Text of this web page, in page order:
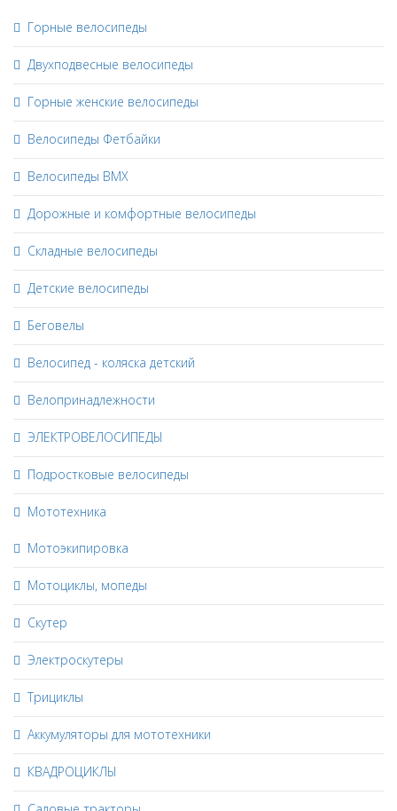
Горные велосипеды
Двухподвесные велосипеды
Горные женские велосипеды
Велосипеды Фетбайки
Велосипеды BMX
Дорожные и комфортные велосипеды
Складные велосипеды
Детские велосипеды
Беговелы
Велосипед - коляска детский
Велопринадлежности
ЭЛЕКТРОВЕЛОСИПЕДЫ
Подростковые велосипеды
Мототехника
Мотоэкипировка
Мотоциклы, мопеды
Скутер
Электроскутеры
Трициклы
Аккумуляторы для мототехники
КВАДРОЦИКЛЫ